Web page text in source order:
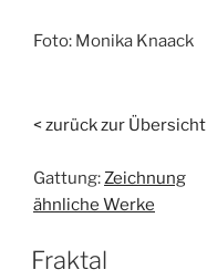
Foto: Monika Knaack
< zurück zur Übersicht
Gattung:Zeichnung
ähnliche Werke
Fraktal